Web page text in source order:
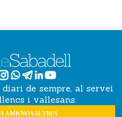
de sempre, al servei
i vallesans.
AMB NOSALTRES